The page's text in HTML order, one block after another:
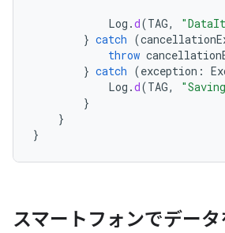
Log .d(TAG,
} catch (
throw
} catch (exception :
Log .d(TAG,
}
}
}
スマートフォンでデー